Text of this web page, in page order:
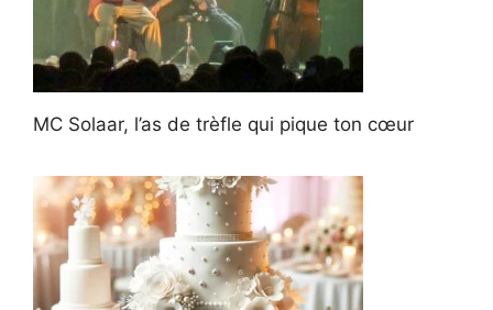
MC Solaar, l’as de trèfle qui pique ton cœur